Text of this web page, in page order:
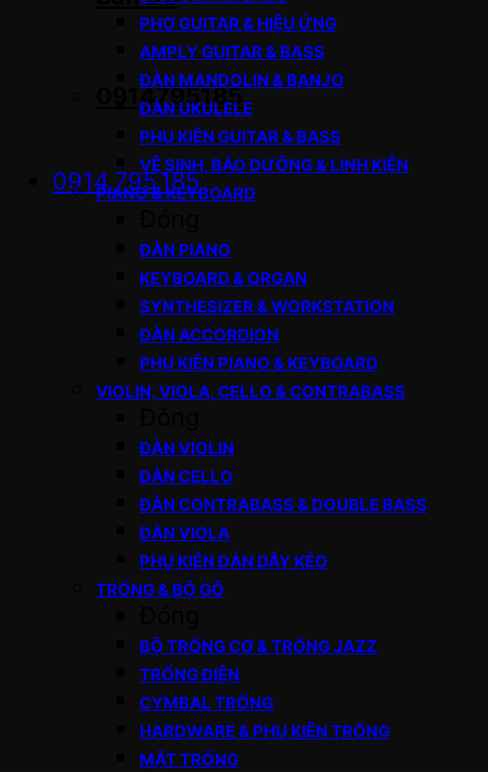
0914795185
0914.795.185
PHƠ GUITAR & HIỆU ỨNG
AMPLY GUITAR & BASS
ĐÀN MANDOLIN & BANJO
ĐÀN UKULELE
PHỤ KIỆN GUITAR & BASS
VỆ SINH, BẢO DƯỠNG & LINH KIỆN
PIANO & KEYBOARD
ĐÀN PIANO
KEYBOARD & ORGAN
SYNTHESIZER & WORKSTATION
ĐÀN ACCORDION
PHỤ KIỆN PIANO & KEYBOARD
VIOLIN, VIOLA, CELLO & CONTRABASS
ĐÀN VIOLIN
ĐÀN CELLO
ĐÀN CONTRABASS & DOUBLE BASS
ĐÀN VIOLA
PHỤ KIỆN ĐÀN DÂY KÉO
TRỐNG & BỘ GÕ
BỘ TRỐNG CƠ & TRỐNG JAZZ
TRỐNG ĐIỆN
CYMBAL TRỐNG
HARDWARE & PHỤ KIỆN TRỐNG
MẶT TRỐNG